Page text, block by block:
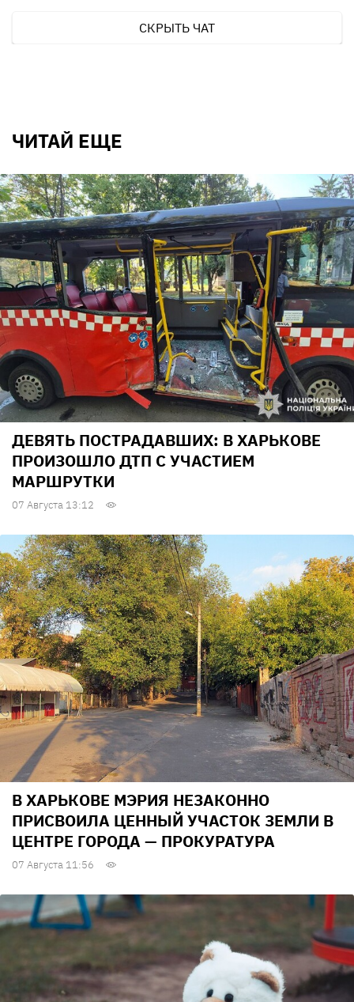
СКРЫТЬ ЧАТ
ЧИТАЙ ЕЩЕ
ДЕВЯТЬ ПОСТРАДАВШИХ: В ХАРЬКОВЕ
ПРОИЗОШЛО ДТП С УЧАСТИЕМ
МАРШРУТКИ
07 Августа 13:12
В ХАРЬКОВЕ МЭРИЯ НЕЗАКОННО
ПРИСВОИЛА ЦЕННЫЙ УЧАСТОК ЗЕМЛИ В
ЦЕНТРЕ ГОРОДА — ПРОКУРАТУРА
07 Августа 11:56